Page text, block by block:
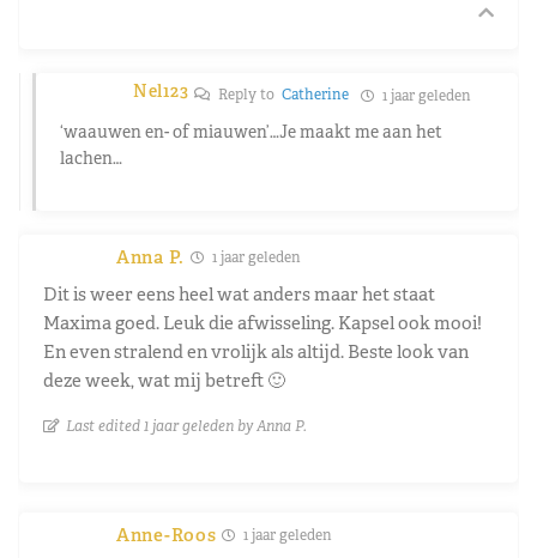
Nel123 Reply toCatherine 1 jaar geleden
‘waauwen en- of miauwen’…Je maakt me aan het
lachen…
Anna P. 1 jaar geleden
Dit is weer eens heel wat anders maar het staat
Maxima goed. Leuk die afwisseling. Kapsel ook mooi!
En even stralend en vrolijk als altijd. Beste look van
deze week, wat mij betreft 🙂
Last edited 1 jaar geleden by Anna P.
Anne-Roos 1 jaar geleden